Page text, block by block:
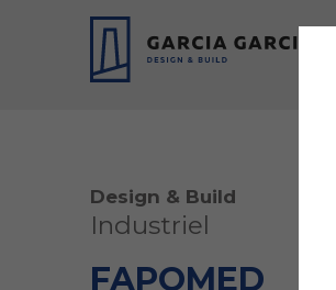
Design & Build
Industriel
FAPOMED